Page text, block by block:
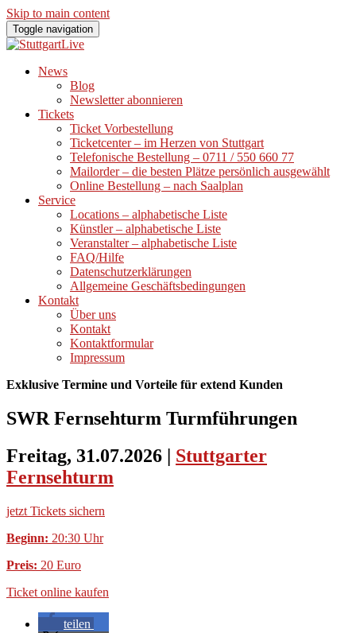
Skip to main content
Toggle navigation
News
Blog
Newsletter abonnieren
Tickets
Ticket Vorbestellung
Ticketcenter – im Herzen von Stuttgart
Telefonische Bestellung – 0711 / 550 660 77
Mailorder – die besten Plätze persönlich ausgewählt
Online Bestellung – nach Saalplan
Service
Locations – alphabetische Liste
Künstler – alphabetische Liste
Veranstalter – alphabetische Liste
FAQ/Hilfe
Datenschutzerklärungen
Allgemeine Geschäftsbedingungen
Kontakt
Über uns
Kontakt
Kontaktformular
Impressum
Exklusive Termine und Vorteile für extend Kunden
SWR Fernsehturm Turmführungen
Freitag, 31.07.2026 | Stuttgarter
Fernsehturm
jetzt Tickets sichern
Beginn: 20:30 Uhr
Preis: 20 Euro
Ticket online kaufen
teilen